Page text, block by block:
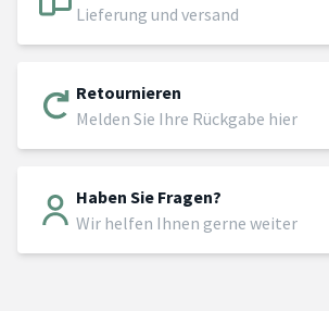
Lieferung und versand
Retournieren
Melden Sie Ihre Rückgabe hier
Haben Sie Fragen?
Wir helfen Ihnen gerne weiter